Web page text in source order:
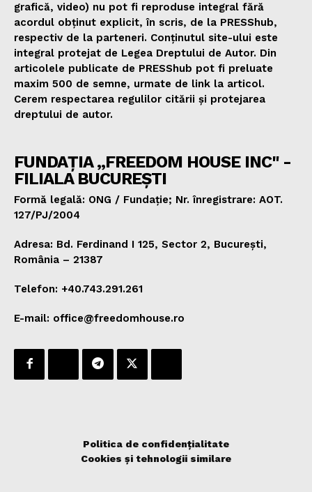
grafică, video) nu pot fi reproduse integral fără
acordul obținut explicit, în scris, de la PRESShub,
respectiv de la parteneri. Conținutul site-ului este
integral protejat de Legea Dreptului de Autor. Din
articolele publicate de PRESShub pot fi preluate
maxim 500 de semne, urmate de link la articol.
Cerem respectarea regulilor citării și protejarea
dreptului de autor.
FUNDAȚIA „FREEDOM HOUSE INC" -
FILIALA BUCUREȘTI
Formă legală: ONG / Fundație; Nr. înregistrare: AOT.
127/PJ/2004
Adresa: Bd. Ferdinand I 125, Sector 2, București,
România – 21387
Telefon: +40.743.291.261
E-mail: office@freedomhouse.ro
Politica de confidențialitate
Cookies și tehnologii similare